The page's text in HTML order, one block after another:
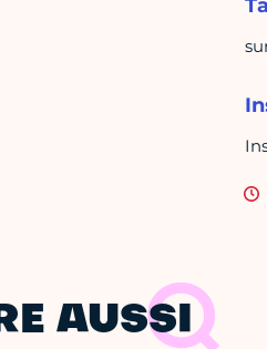
AUSSI